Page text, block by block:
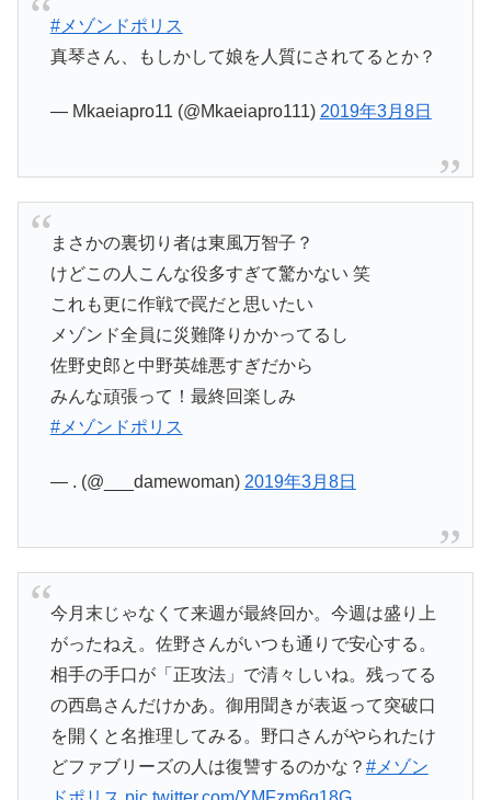
#メゾンドポリス
真琴さん、もしかして娘を人質にされてるとか？
— Mkaeiapro11 (@Mkaeiapro111) 2019年3月8日
まさかの裏切り者は東風万智子？
けどこの人こんな役多すぎて驚かない 笑
これも更に作戦で罠だと思いたい
メゾンド全員に災難降りかかってるし
佐野史郎と中野英雄悪すぎだから
みんな頑張って！最終回楽しみ
#メゾンドポリス
— . (@___damewoman) 2019年3月8日
今月末じゃなくて来週が最終回か。今週は盛り上
がったねえ。佐野さんがいつも通りで安心する。
相手の手口が「正攻法」で清々しいね。残ってる
の西島さんだけかあ。御用聞きが表返って突破口
を開くと名推理してみる。野口さんがやられたけ
どファブリーズの人は復讐するのかな？ #メゾン